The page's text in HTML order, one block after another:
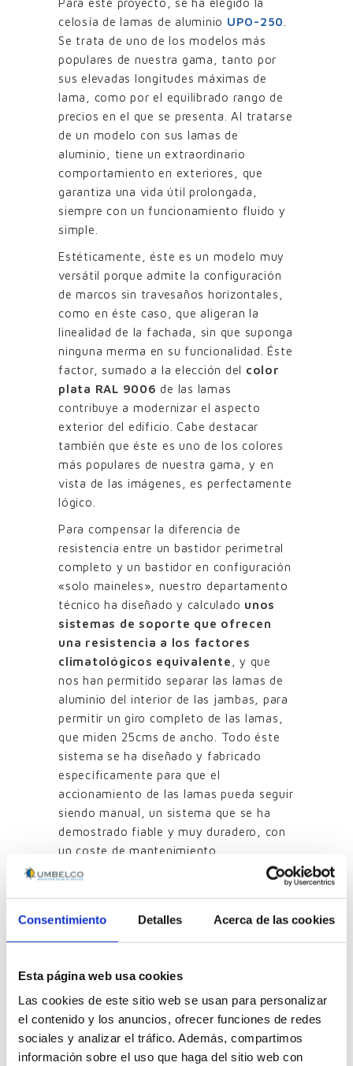
Consentimiento Detalles Acerca de las cookies
Esta página web usa cookies
Las cookies de este sitio web se usan para personalizar
el contenido y los anuncios, ofrecer funciones de redes
sociales y analizar el tráfico. Además, compartimos
información sobre el uso que haga del sitio web con
Para éste proyecto, se ha elegido la
celosía de lamas de aluminio UPO-250
Se trata de uno de los modelos más
populares de nuestra gama, tanto por
sus elevadas longitudes máximas de
lama, como por el equilibrado rango de
precios en el que se presenta. Al tratarse
de un modelo con sus lamas de
aluminio, tiene un extraordinario
comportamiento en exteriores, que
garantiza una vida útil prolongada,
siempre con un funcionamiento fluido y
simple.
Estéticamente, éste es un modelo muy
versátil porque admite la configuración
de marcos sin travesaños horizontales,
como en éste caso, que aligeran la
linealidad de la fachada, sin que suponga
ninguna merma en su funcionalidad. Éste
factor, sumado a la elección del color
plata RAL 9006 de las lamas
contribuye a modernizar el aspecto
exterior del edificio. Cabe destacar
también que éste es uno de los colores
más populares de nuestra gama, y en
vista de las imágenes, es perfectamente
lógico.
Para compensar la diferencia de
resistencia entre un bastidor perimetral
completo y un bastidor en configuración
«solo maineles», nuestro departamento
técnico ha diseñado y calculado unos
sistemas de soporte que ofrecen
una resistencia a los factores
climatológicos equivalente , y que
nos han permitido separar las lamas de
aluminio del interior de las jambas, para
permitir un giro completo de las lamas,
que miden 25cms de ancho. Todo éste
sistema se ha diseñado y fabricado
específicamente para que el
accionamiento de las lamas pueda seguir
siendo manual, un sistema que se ha
demostrado fiable y muy duradero, con
un coste de mantenimiento
prácticamente nulo.
300 m2 de